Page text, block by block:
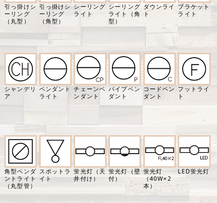
引っ掛けシ
ーリング
（丸型）
引っ掛けシ
ーリング
（角型）
シーリング
ライト
シーリング
ライト（角
型）
ダウンライ
ト
ブラケット
ライト
シャンデリ
ア
ペンダント
ライト
チェーンペ
ンダント
パイプペン
ダント
コードペン
ダント
フットライ
ト
角型ペンダ
ントライト
（丸型管）
スポットラ
イト
蛍光灯（天
井付け）
蛍光灯（壁
付）
蛍光灯
（40W×2
本）
LED蛍光灯